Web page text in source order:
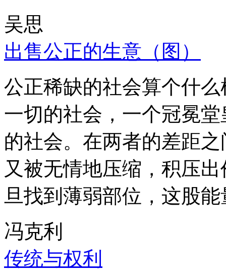
吴思
出售公正的生意（图）
公正稀缺的社会算个什
一切的社会，一个冠冕
的社会。在两者的差距
又被无情地压缩，积压
旦找到薄弱部位，这股
冯克利
传统与权利